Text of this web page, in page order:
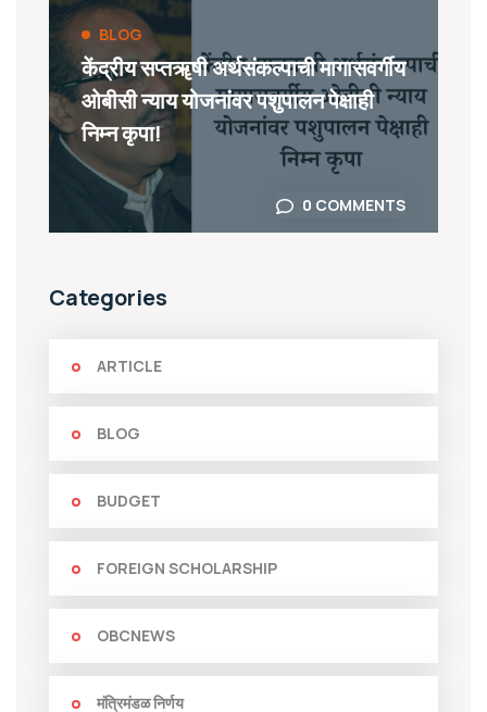
BLOG
केंद्रीय सप्तॠषी अर्थसंकल्पाची मागासवर्गीय
ओबीसी न्याय योजनांवर पशुपालन पेक्षाही
निम्न कृपा!
0 COMMENTS
Categories
ARTICLE
BLOG
BUDGET
FOREIGN SCHOLARSHIP
OBCNEWS
मंत्रिमंडळ निर्णय